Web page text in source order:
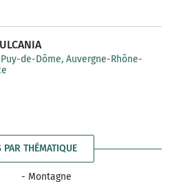
de-Dôme, Auvergne-Rhône-
PAR THÉMATIQUE
- Montagne